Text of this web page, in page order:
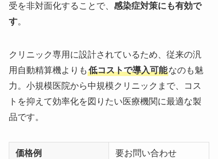
受を非対面化することで、 感染症対策にも有効で
す。
クリニック専用に設計されているため、従来の汎
用自動精算機よりも 低コストで導入可能なのも魅
力。小規模医院から中規模クリニックまで、コス
トを抑えて効率化を図りたい医療機関に最適な製
品です。
価格例 要お問い合わせ